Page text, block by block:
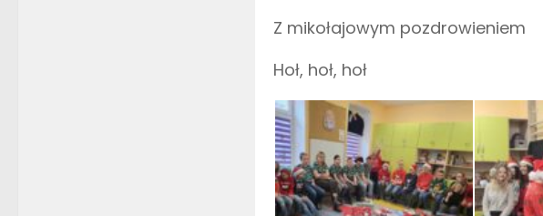
Z mikołajowym pozdrowieniem
Hoł, hoł, hoł